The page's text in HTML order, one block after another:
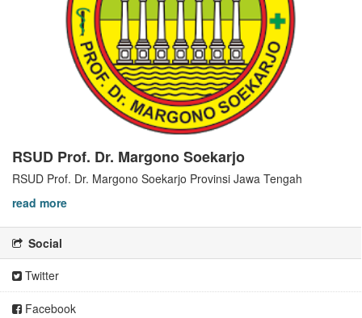
RSUD Prof. Dr. Margono Soekarjo
RSUD Prof. Dr. Margono Soekarjo Provinsi Jawa Tengah
read more
Social
Twitter
Facebook